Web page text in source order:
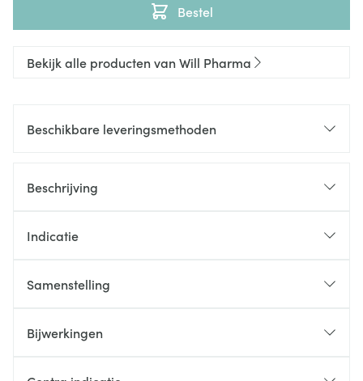
Bestel
Bekijk alle producten van Will Pharma
Beschikbare leveringsmethoden
Beschrijving
Indicatie
Samenstelling
Bijwerkingen